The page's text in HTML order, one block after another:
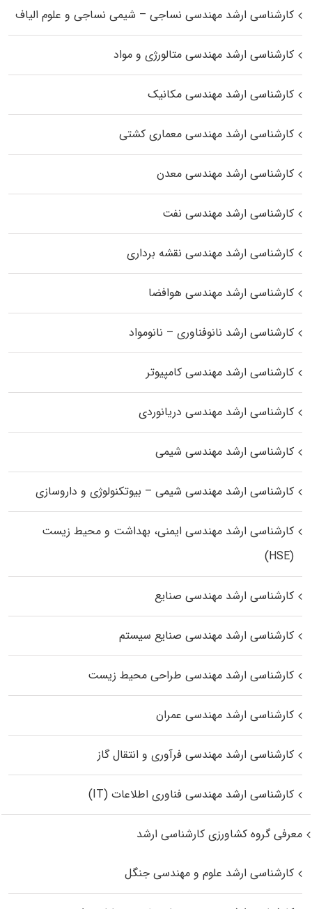
کارشناسی ارشد مهندسی نساجی – شیمی نساجی و علوم الیاف
کارشناسی ارشد مهندسی متالورژی و مواد
کارشناسی ارشد مهندسی مکانیک
کارشناسی ارشد مهندسی معماری کشتی
کارشناسی ارشد مهندسی معدن
کارشناسی ارشد مهندسی نفت
کارشناسی ارشد مهندسی نقشه برداری
کارشناسی ارشد مهندسی هوافضا
کارشناسی ارشد نانوفناوری – نانومواد
کارشناسی ارشد مهندسی کامپیوتر
کارشناسی ارشد مهندسی دریانوردی
کارشناسی ارشد مهندسی شیمی
کارشناسی ارشد مهندسی شیمی – بیوتکنولوژی و داروسازی
کارشناسی ارشد مهندسی ایمنی، بهداشت و محیط زیست
(HSE)
کارشناسی ارشد مهندسی صنایع
کارشناسی ارشد مهندسی صنایع سیستم
کارشناسی ارشد مهندسی طراحی محیط زیست
کارشناسی ارشد مهندسی عمران
کارشناسی ارشد مهندسی فرآوری و انتقال گاز
کارشناسی ارشد مهندسی فناوری اطلاعات (IT)
معرفی گروه کشاورزی کارشناسی ارشد
کارشناسی ارشد علوم و مهندسی جنگل